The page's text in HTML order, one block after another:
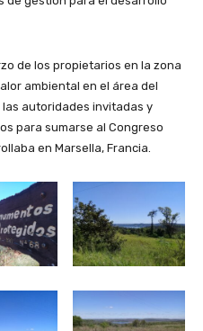
de los propietarios en la zona
ambiental en el área del
las autoridades invitadas y
para sumarse al Congreso
en Marsella, Francia.